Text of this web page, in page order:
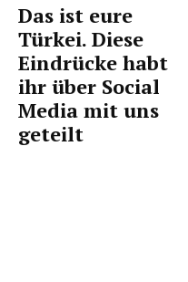
Das ist eure
Türkei. Diese
Eindrücke habt
ihr über Social
Media mit uns
geteilt